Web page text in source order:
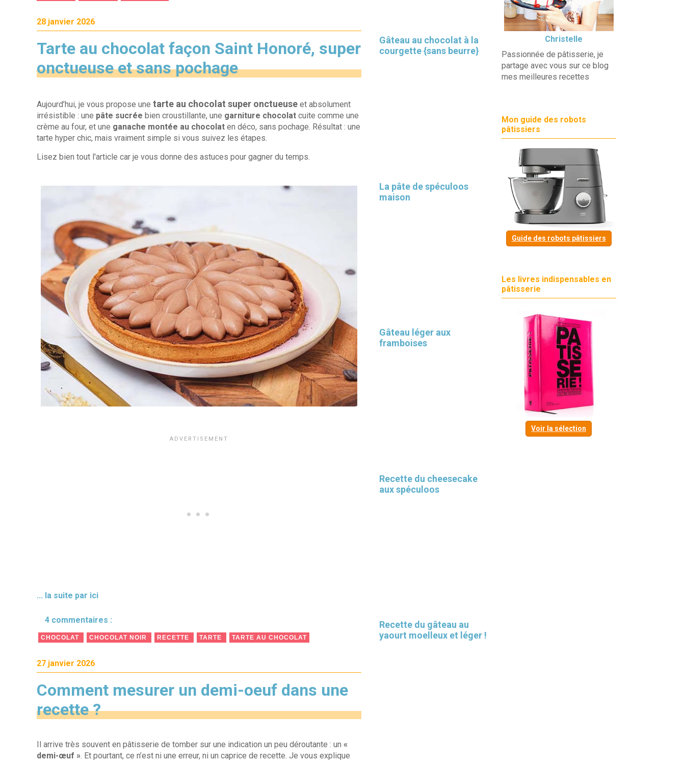
28 janvier 2026
Tarte au chocolat façon Saint Honoré, super
onctueuse et sans pochage
Aujourd’hui, je vous propose une tarte au chocolat super onctueuse et absolument
irrésistible : une pâte sucrée bien croustillante, une garniture chocolat cuite comme une
crème au four, et une ganache montée au chocolat en déco, sans pochage. Résultat : une
tarte hyper chic, mais vraiment simple si vous suivez les étapes.
Lisez bien tout l'article car je vous donne des astuces pour gagner du temps.
... la suite par ici
4 commentaires :
CHOCOLAT CHOCOLAT NOIR RECETTE TARTE TARTE AU CHOCOLAT
27 janvier 2026
Comment mesurer un demi-oeuf dans une
recette ?
Il arrive très souvent en pâtisserie de tomber sur une indication un peu déroutante : un «
demi-œuf ». Et pourtant, ce n’est ni une erreur, ni un caprice de recette. Je vous explique
Gâteau au chocolat à la
courgette {sans beurre}
La pâte de spéculoos
maison
Gâteau léger aux
framboises
Recette du cheesecake
aux spéculoos
Recette du gâteau au
yaourt moelleux et léger !
Christelle
Passionnée de pâtisserie, je
partage avec vous sur ce blog
mes meilleures recettes
Mon guide des robots
pâtissiers
Guide des robots pâtissiers
Les livres indispensables en
pâtisserie
Voir la sélection
Les 30 outils indispensables
EN PÂTISSERIE